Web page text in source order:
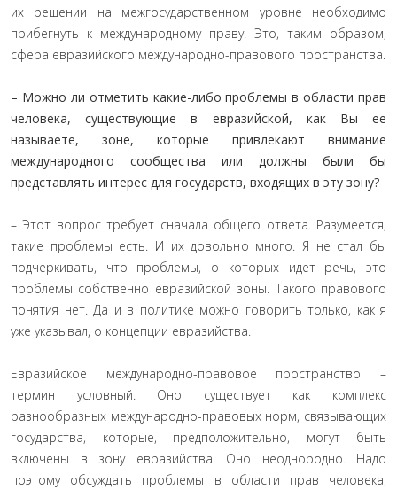
их решении на межгосударственном уровне необходимо
прибегнуть к международному праву. Это, таким образом,
сфера евразийского международно-правового пространства.
– Можно ли отметить какие-либо проблемы в области прав
человека, существующие в евразийской, как Вы ее
называете, зоне, которые привлекают внимание
международного сообщества или должны были бы
представлять интерес для государств, входящих в эту зону?
– Этот вопрос требует сначала общего ответа. Разумеется,
такие проблемы есть. И их довольно много. Я не стал бы
подчеркивать, что проблемы, о которых идет речь, это
проблемы собственно евразийской зоны. Такого правового
понятия нет. Да и в политике можно говорить только, как я
уже указывал, о концепции евразийства.
Евразийское международно-правовое пространство –
термин условный. Оно существует как комплекс
разнообразных международно-правовых норм, связывающих
государства, которые, предположительно, могут быть
включены в зону евразийства. Оно неоднородно. Надо
поэтому обсуждать проблемы в области прав человека,